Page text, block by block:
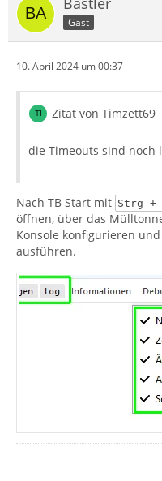
Gast
10. April 2024 um 00:37
Zitat von Timzett69
die Timeouts sind noch
Nach TB Start mit Strg +
öffnen, über das
Konsole konfigurieren
ausführen.